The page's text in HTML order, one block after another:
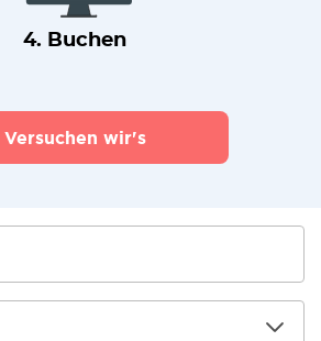
4. Buchen
Versuchen wir's